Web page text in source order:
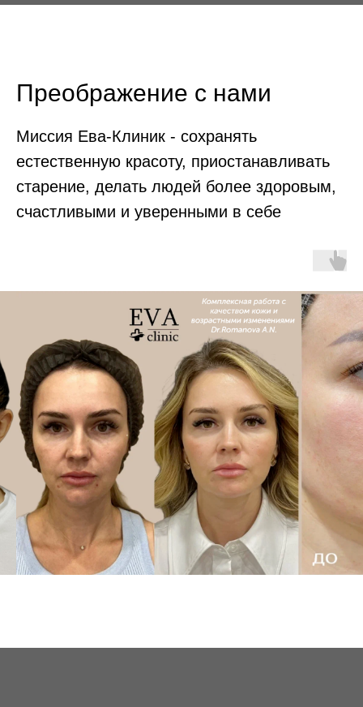
Преображение с нами
Миссия Ева-Клиник - сохранять
естественную красоту, приостанавливать
старение, делать людей более здоровым,
счастливыми и уверенными в себе